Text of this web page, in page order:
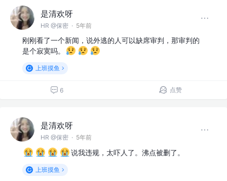
是清欢呀
HR @保密 · 5年前
刚刚看了一个新闻，说外逃的人可以缺席审判，那审判的
是个寂寞吗。
上班摸鱼
6 点赞
是清欢呀
HR @保密 · 5年前
说我违规，太吓人了。沸点被删了。
上班摸鱼